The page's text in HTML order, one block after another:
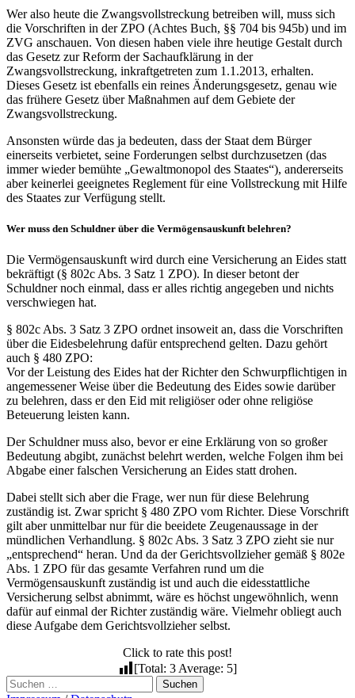
Wer also heute die Zwangsvollstreckung betreiben will, muss sich
die Vorschriften in der ZPO (Achtes Buch, §§ 704 bis 945b) und im
ZVG anschauen. Von diesen haben viele ihre heutige Gestalt durch
das Gesetz zur Reform der Sachaufklärung in der
Zwangsvollstreckung, inkraftgetreten zum 1.1.2013, erhalten.
Dieses Gesetz ist ebenfalls ein reines Änderungsgesetz, genau wie
das frühere Gesetz über Maßnahmen auf dem Gebiete der
Zwangsvollstreckung.
Ansonsten würde das ja bedeuten, dass der Staat dem Bürger
einerseits verbietet, seine Forderungen selbst durchzusetzen (das
immer wieder bemühte „Gewaltmonopol des Staates“), andererseits
aber keinerlei geeignetes Reglement für eine Vollstreckung mit Hilfe
des Staates zur Verfügung stellt.
Wer muss den Schuldner über die Vermögensauskunft belehren?
Die Vermögensauskunft wird durch eine Versicherung an Eides statt
bekräftigt (§ 802c Abs. 3 Satz 1 ZPO). In dieser betont der
Schuldner noch einmal, dass er alles richtig angegeben und nichts
verschwiegen hat.
§ 802c Abs. 3 Satz 3 ZPO ordnet insoweit an, dass die Vorschriften
über die Eidesbelehrung dafür entsprechend gelten. Dazu gehört
auch § 480 ZPO:
Vor der Leistung des Eides hat der Richter den Schwurpflichtigen in
angemessener Weise über die Bedeutung des Eides sowie darüber
zu belehren, dass er den Eid mit religiöser oder ohne religiöse
Beteuerung leisten kann.
Der Schuldner muss also, bevor er eine Erklärung von so großer
Bedeutung abgibt, zunächst belehrt werden, welche Folgen ihm bei
Abgabe einer falschen Versicherung an Eides statt drohen.
Dabei stellt sich aber die Frage, wer nun für diese Belehrung
zuständig ist. Zwar spricht § 480 ZPO vom Richter. Diese Vorschrift
gilt aber unmittelbar nur für die beeidete Zeugenaussage in der
mündlichen Verhandlung. § 802c Abs. 3 Satz 3 ZPO zieht sie nur
„entsprechend“ heran. Und da der Gerichtsvollzieher gemäß § 802e
Abs. 1 ZPO für das gesamte Verfahren rund um die
Vermögensauskunft zuständig ist und auch die eidesstattliche
Versicherung selbst abnimmt, wäre es höchst ungewöhnlich, wenn
dafür auf einmal der Richter zuständig wäre. Vielmehr obliegt auch
diese Aufgabe dem Gerichtsvollzieher selbst.
Click to rate this post!
[Total: 3 Average: 5]
Suchen